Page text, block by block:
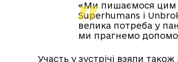
«Ми пишаємося цим
Superhumans і
велика потреба у
ми прагнемо
Участь у зустрічі взяли